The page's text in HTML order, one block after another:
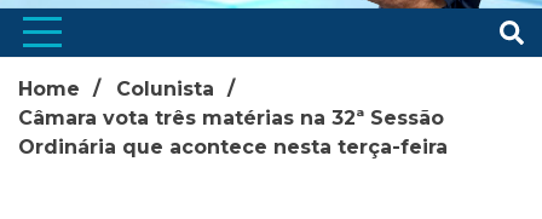
Home
Colunista
Câmara vota três matérias na 32ª Sessão
Ordinária que acontece nesta terça-feira